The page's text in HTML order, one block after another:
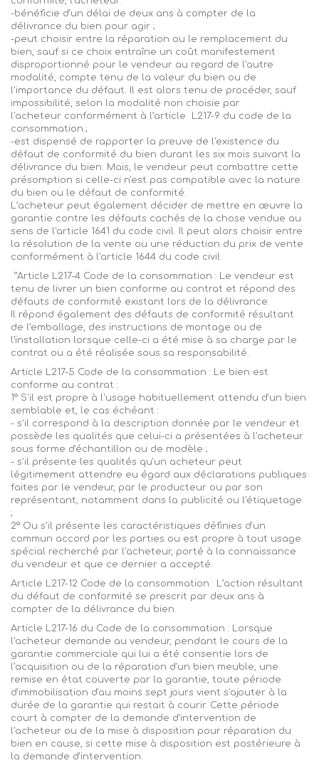
-bénéficie d'un délai de deux ans à compter de la
délivrance du bien pour agir ;
-peut choisir entre la réparation ou le remplacement du
bien, sauf si ce choix entraîne un coût manifestement
disproportionné pour le vendeur au regard de l'autre
modalité, compte tenu de la valeur du bien ou de
l'importance du défaut. Il est alors tenu de procéder, sauf
impossibilité, selon la modalité non choisie par
l'acheteur conformément à l’article L217-9 du code de la
consommation.;
-est dispensé de rapporter la preuve de l'existence du
défaut de conformité du bien durant les six mois suivant la
délivrance du bien. Mais, le vendeur peut combattre cette
présomption si celle-ci n'est pas compatible avec la nature
du bien ou le défaut de conformité.
L’acheteur peut également décider de mettre en œuvre la
garantie contre les défauts cachés de la chose vendue au
sens de l'article 1641 du code civil. Il peut alors choisir entre
la résolution de la vente ou une réduction du prix de vente
conformément à l'article 1644 du code civil.
‘’Article L217-4 Code de la consommation : Le vendeur est
tenu de livrer un bien conforme au contrat et répond des
défauts de conformité existant lors de la délivrance.
Il répond également des défauts de conformité résultant
de l’emballage, des instructions de montage ou de
l’installation lorsque celle-ci a été mise à sa charge par le
contrat ou a été réalisée sous sa responsabilité.
Article L217-5 Code de la consommation : Le bien est
conforme au contrat :
1° S'il est propre à l'usage habituellement attendu d'un bien
semblable et, le cas échéant :
- s'il correspond à la description donnée par le vendeur et
possède les qualités que celui-ci a présentées à l'acheteur
sous forme d'échantillon ou de modèle ;
- s'il présente les qualités qu'un acheteur peut
légitimement attendre eu égard aux déclarations publiques
faites par le vendeur, par le producteur ou par son
représentant, notamment dans la publicité ou l'étiquetage
;
2° Ou s'il présente les caractéristiques définies d'un
commun accord par les parties ou est propre à tout usage
spécial recherché par l'acheteur, porté à la connaissance
du vendeur et que ce dernier a accepté.
Article L217-12 Code de la consommation : L’action résultant
du défaut de conformité se prescrit par deux ans à
compter de la délivrance du bien.
Article L217-16 du Code de la consommation : Lorsque
l'acheteur demande au vendeur, pendant le cours de la
garantie commerciale qui lui a été consentie lors de
l'acquisition ou de la réparation d'un bien meuble, une
remise en état couverte par la garantie, toute période
d'immobilisation d'au moins sept jours vient s'ajouter à la
durée de la garantie qui restait à courir. Cette période
court à compter de la demande d'intervention de
l'acheteur ou de la mise à disposition pour réparation du
bien en cause, si cette mise à disposition est postérieure à
la demande d'intervention.